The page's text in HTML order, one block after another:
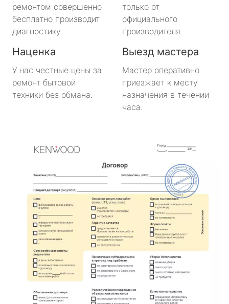
ремонтом совершенно
бесплатно производит
диагностику.
только от
официального
производителя.
Наценка
У нас честные цены за
ремонт бытовой
техники без обмана.
Выезд мастера
Мастер оперативно
приезжает к месту
назначения в течении
часа.